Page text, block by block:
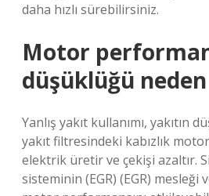
daha hızlı sürebilirsiniz.
Motor
düşüklüğü
Yanlış yakıt kullanımı, yakıtın
yakıt filtresindeki kabızlık
elektrik üretir ve çekişi azaltır.
sisteminin (EGR) (EGR) mesleği